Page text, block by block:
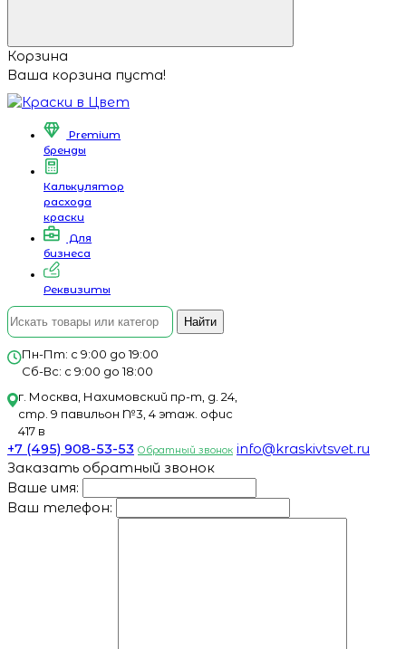
Корзина
Ваша корзина пуста!
Premium
бренды
Калькулятор
расхода
краски
Для
бизнеса
Реквизиты
Найти
Пн-Пт: с 9:00 до 19:00
Сб-Вс: с 9:00 до 18:00
г. Москва, Нахимовский пр-т, д. 24,
стр. 9 павильон №3, 4 этаж. офис
417 в
+7 (495) 908-53-53 Обратный звонок info@kraskivtsvet.ru
Заказать обратный звонок
Ваше имя:
Ваш телефон: